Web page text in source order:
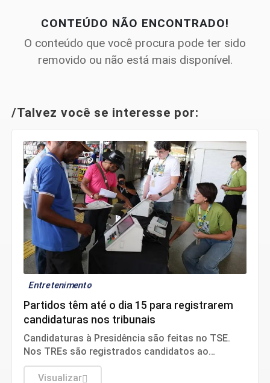
CONTEÚDO NÃO ENCONTRADO!
O conteúdo que você procura pode ter sido
removido ou não está mais disponível.
/Talvez você se interesse por:
Entretenimento
Partidos têm até o dia 15 para registrarem
candidaturas nos tribunais
Candidaturas à Presidência são feitas no TSE.
Nos TREs são registrados candidatos ao
governo estadual, Senado, Câmara dos
Deputados e assembleias estaduais e distrital.
Visualizar